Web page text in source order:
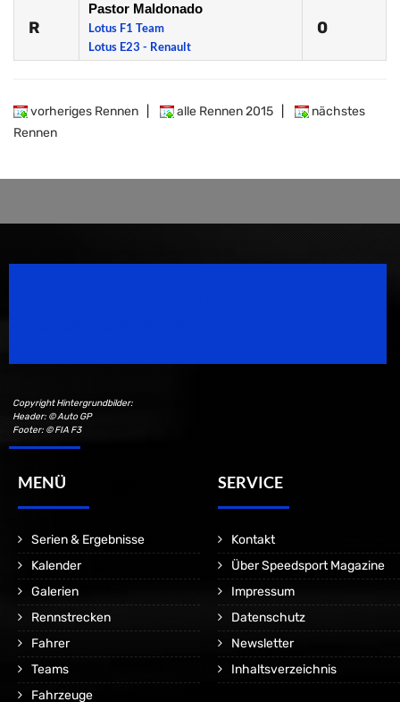
R
Pastor Maldonado
Lotus F1 Team
Lotus E23 - Renault
0
vorheriges Rennen alle Rennen 2015
nächstes
Rennen
Copyright Hintergrundbilder:
Header: © Auto GP
Footer: © FIA F3
MENÜ
Serien & Ergebnisse
Kalender
Galerien
Rennstrecken
Fahrer
Teams
Fahrzeuge
SERVICE
Kontakt
Über Speedsport Magazine
Impressum
Datenschutz
Newsletter
Inhaltsverzeichnis